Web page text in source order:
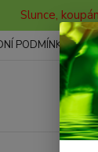
Slunce,
PODMÍNKY